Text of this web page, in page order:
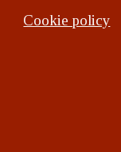
Cookie policy